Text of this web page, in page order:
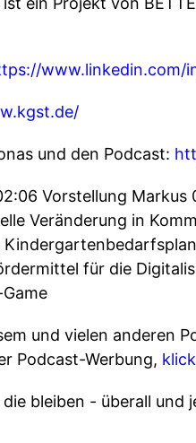
www.linkedin.com/
und den Podcast:
Vorstellung
Veränderung in
für die
und vielen anderen
Podcast-Werbung,
bleiben - überall und